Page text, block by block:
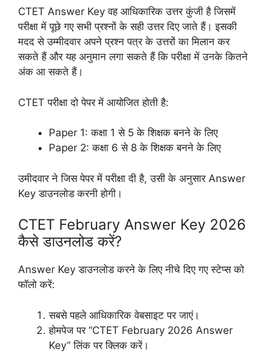
CTET Answer Key वह आधिकारिक उत्तर कुंजी है जिसमें
परीक्षा में पूछे गए सभी प्रश्नों के सही उत्तर दिए जाते हैं। इसकी
मदद से उम्मीदवार अपने प्रश्न पत्र के उत्तरों का मिलान कर
सकते हैं और यह अनुमान लगा सकते हैं कि परीक्षा में उनके कितने
अंक आ सकते हैं।
CTET परीक्षा दो पेपर में आयोजित होती है:
Paper 1: कक्षा 1 से 5 के शिक्षक बनने के लिए
Paper 2: कक्षा 6 से 8 के शिक्षक बनने के लिए
उमीदवार ने जिस पेपर में परीक्षा दी है, उसी के अनुसार Answer
Key डाउनलोड करनी होगी।
CTET February Answer Key 2026
कैसे डाउनलोड करें?
Answer Key डाउनलोड करने के लिए नीचे दिए गए स्टेप्स को
फॉलो करें:
सबसे पहले आधिकारिक वेबसाइट पर जाएं।
होमपेज पर “CTET February 2026 Answer
Key” लिंक पर क्लिक करें।